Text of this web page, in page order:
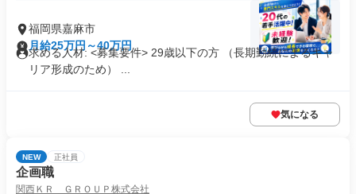
福岡県嘉麻市
月給25万円～40万円
求める人材: <募集要件> 29歳以下の方 （長期勤続によるキャ
リア形成のため） ...
気になる
NEW 正社員
企画職
関西ＫＲ ＧＲＯＵＰ株式会社